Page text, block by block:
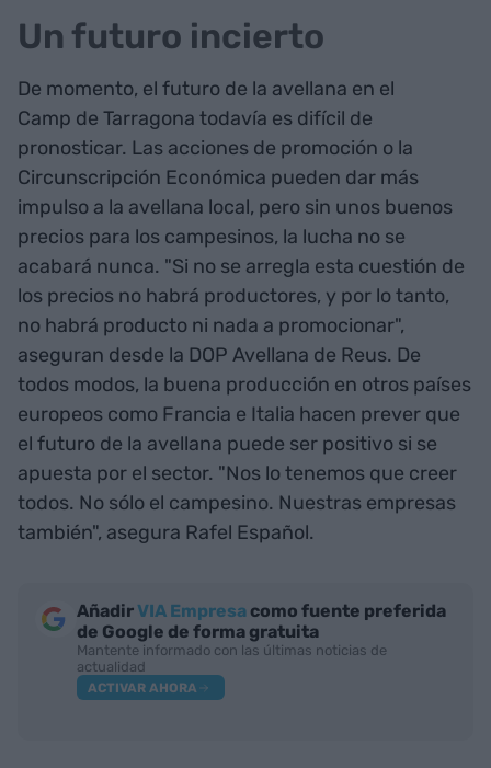
Un futuro incierto
De momento, el futuro de la avellana en el
Camp de Tarragona todavía es difícil de
pronosticar. Las acciones de promoción o la
Circunscripción Económica pueden dar más
impulso a la avellana local, pero sin unos buenos
precios para los campesinos, la lucha no se
acabará nunca. "Si no se arregla esta cuestión de
los precios no habrá productores, y por lo tanto,
no habrá producto ni nada a promocionar",
aseguran desde la DOP Avellana de Reus. De
todos modos, la buena producción en otros países
europeos como Francia e Italia hacen prever que
el futuro de la avellana puede ser positivo si se
apuesta por el sector. "Nos lo tenemos que creer
todos. No sólo el campesino. Nuestras empresas
también", asegura Rafel Español.
AñadirVIA Empresa como fuente preferida
de Google de forma gratuita
Mantente informado con las últimas noticias de
actualidad
ACTIVAR AHORA